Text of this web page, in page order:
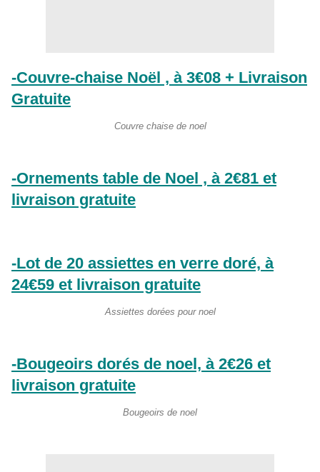
-Couvre-chaise Noël , à 3€08 + Livraison
Gratuite
Couvre chaise de noel
-Ornements table de Noel , à 2€81 et
livraison gratuite
-Lot de 20 assiettes en verre doré, à
24€59 et livraison gratuite
Assiettes dorées pour noel
-Bougeoirs dorés de noel, à 2€26 et
livraison gratuite
Bougeoirs de noel